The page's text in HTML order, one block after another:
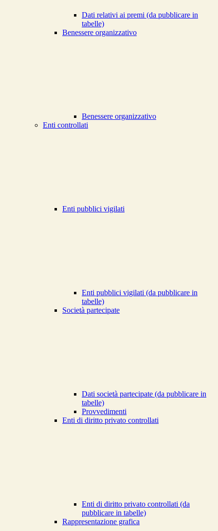
Dati relativi ai premi (da pubblicare in
tabelle)
Benessere organizzativo
Benessere organizzativo
Enti controllati
Enti pubblici vigilati
Enti pubblici vigilati (da pubblicare in
tabelle)
Società partecipate
Dati società partecipate (da pubblicare in
tabelle)
Provvedimenti
Enti di diritto privato controllati
Enti di diritto privato controllati (da
pubblicare in tabelle)
Rappresentazione grafica